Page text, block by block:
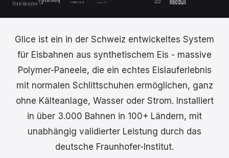
Glice ist ein in der Schweiz entwickeltes System
für Eisbahnen aus synthetischem Eis - massive
Polymer-Paneele, die ein echtes Eislauferlebnis
mit normalen Schlittschuhen ermöglichen, ganz
ohne Kälteanlage, Wasser oder Strom. Installiert
in über 3.000 Bahnen in 100+ Ländern, mit
unabhängig validierter Leistung durch das
deutsche Fraunhofer-Institut.